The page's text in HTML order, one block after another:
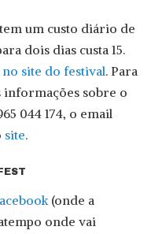
um custo diário de
dois dias custa 15.
site do festival. Para
informações sobre o
044 174, o email
site.
(onde a
onde vai